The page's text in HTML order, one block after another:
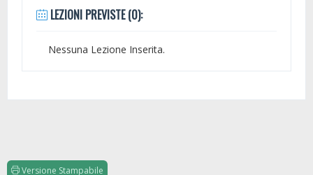
LEZIONI PREVISTE (0):
Nessuna Lezione Inserita.
Versione Stampabile